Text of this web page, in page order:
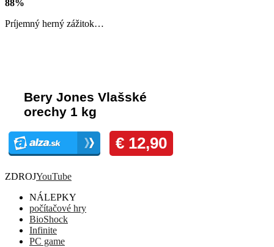
88%
Príjemný herný zážitok…
ZDROJYouTube
NÁLEPKY
počítačové hry
BioShock
Infinite
PC game